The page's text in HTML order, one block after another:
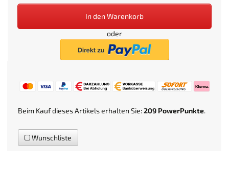
In den Warenkorb
oder
Beim Kauf dieses Artikels erhalten Sie:209 PowerPunkte.
Wunschliste